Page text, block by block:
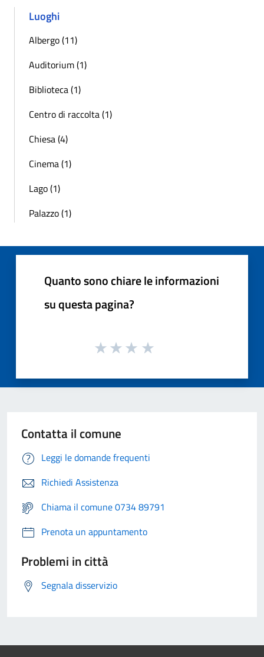
Luoghi
Albergo (11)
Auditorium (1)
Biblioteca (1)
Centro di raccolta (1)
Chiesa (4)
Cinema (1)
Lago (1)
Palazzo (1)
Quanto sono chiare le informazioni
su questa pagina?
Contatta il comune
Leggi le domande frequenti
Richiedi Assistenza
Chiama il comune 0734 89791
Prenota un appuntamento
Problemi in città
Segnala disservizio